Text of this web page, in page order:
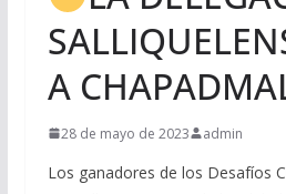
A
28 de mayo de 2023 admin
Los ganadores de los Desafíos